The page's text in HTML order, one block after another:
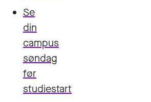
Se
din
campus
søndag
før
studiestart